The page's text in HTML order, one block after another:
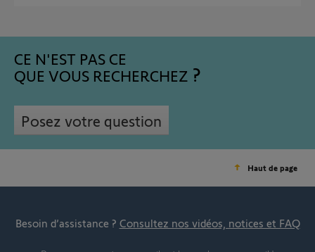
CE N'EST PAS CE
QUE VOUS RECHERCHEZ
Posez votre question
Haut de page
Besoin d’assistance ? Consultez nos vidéos, notices et FAQ